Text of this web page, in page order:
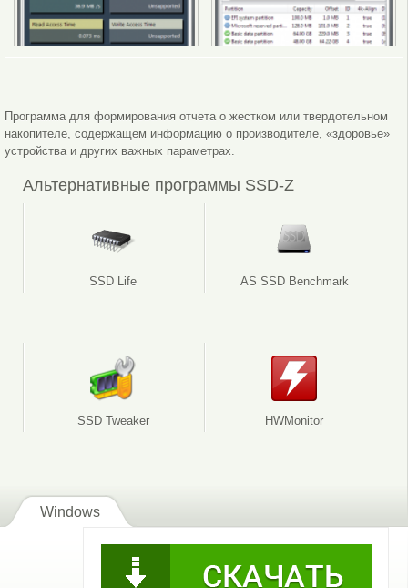
Программа для формирования отчета о жестком или твердотельном
накопителе, содержащем информацию о производителе, «здоровье»
устройства и других важных параметрах.
Альтернативные программы SSD-Z
SSD Life AS SSD Benchmark
SSD Tweaker HWMonitor
Windows